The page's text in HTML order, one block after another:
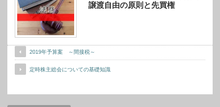
譲渡自由の原則と先買権
2019年予算案 ～間接税～
定時株主総会についての基礎知識